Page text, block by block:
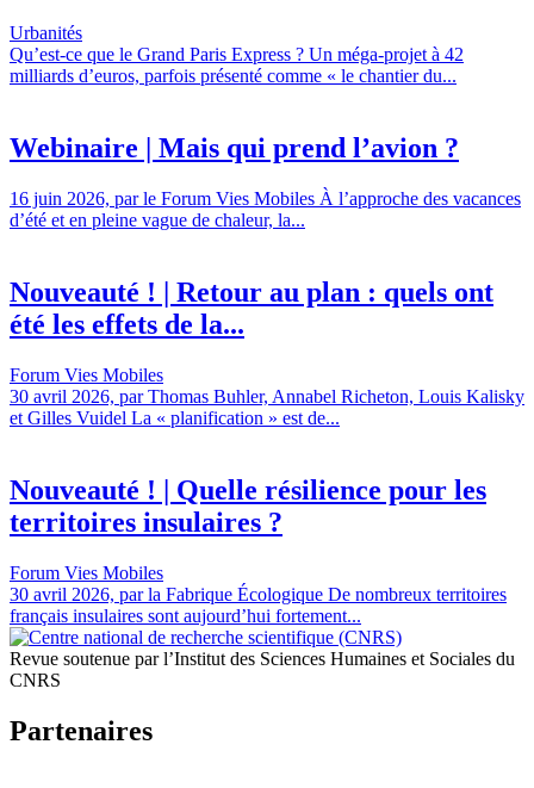
Urbanités
Qu’est-ce que le Grand Paris Express ? Un méga-projet à 42
milliards d’euros, parfois présenté comme « le chantier du...
Webinaire | Mais qui prend l’avion ?
16 juin 2026, par le Forum Vies Mobiles À l’approche des vacances
d’été et en pleine vague de chaleur, la...
Nouveauté ! | Retour au plan : quels ont
été les effets de la...
Forum Vies Mobiles
30 avril 2026, par Thomas Buhler, Annabel Richeton, Louis Kalisky
et Gilles Vuidel La « planification » est de...
Nouveauté ! | Quelle résilience pour les
territoires insulaires ?
Forum Vies Mobiles
30 avril 2026, par la Fabrique Écologique De nombreux territoires
français insulaires sont aujourd’hui fortement...
Revue soutenue par l’Institut des Sciences Humaines et Sociales du
CNRS
Partenaires